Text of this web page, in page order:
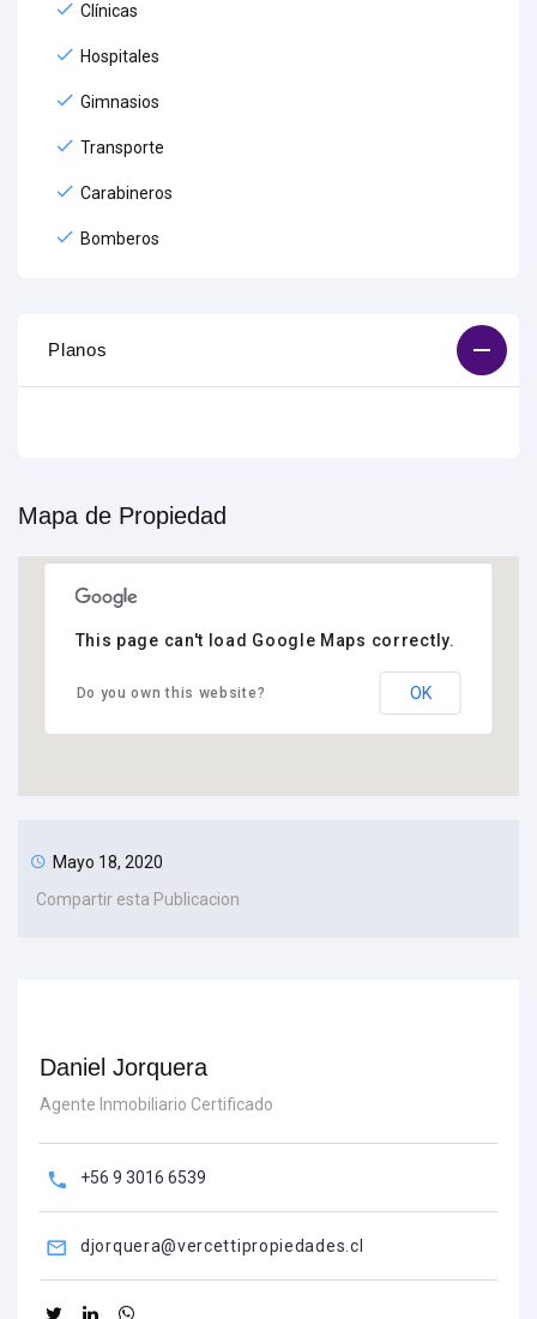
Clínicas
Hospitales
Gimnasios
Transporte
Carabineros
Bomberos
Planos
Mapa de Propiedad
This page can't load Google Maps correctly.
Do you own this website? OK
Mayo 18, 2020
Compartir esta Publicacion
Daniel Jorquera
Agente Inmobiliario Certificado
+56 9 3016 6539
djorquera@vercettipropiedades.cl